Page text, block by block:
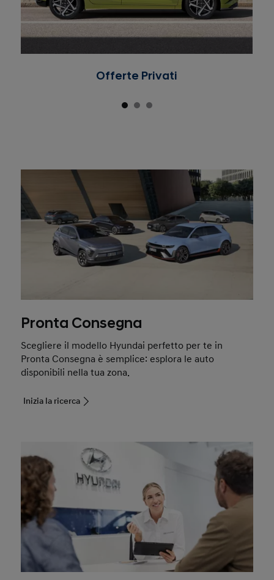
Offerte Privati
Pronta Consegna
Scegliere il modello Hyundai perfetto per te in
Pronta Consegna è semplice: esplora le auto
disponibili nella tua zona.
Inizia la ricerca